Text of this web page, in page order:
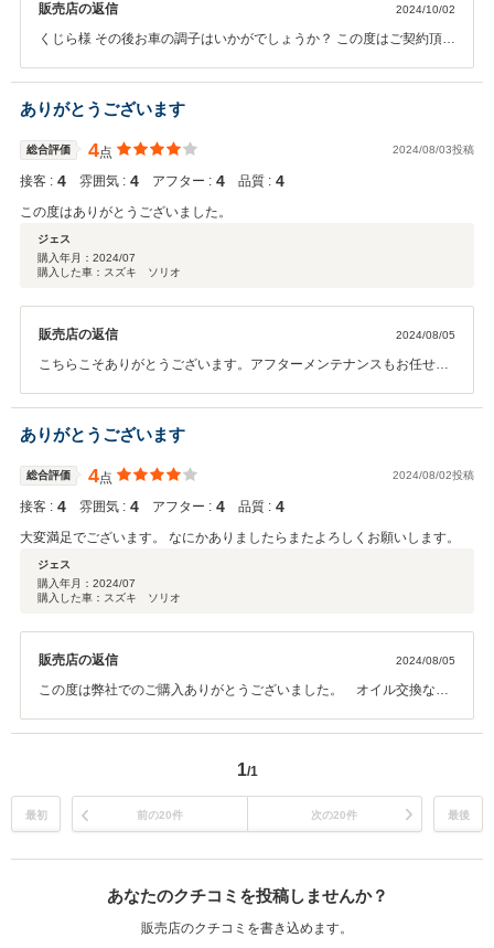
販売店の返信 2024/10/02
くじら様 その後お車の調子はいかがでしょうか？ この度はご契約頂き
ことがあれば、お気軽にお声がけください。 今回はこのような高い評
価をいただきまして、社員一同心から感謝しております。
ありがとうございます
総合評価 4点 2024/08/03投稿
接客 : 4 雰囲気 : 4 アフター : 4 品質 : 4
この度はありがとうございました。
ジェス
購入年月： 2024/07
購入した車：スズキ ソリオ
販売店の返信 2024/08/05
こちらこそありがとうございます。アフターメンテナンスもお任せく
ありがとうございます
総合評価 4点 2024/08/02投稿
接客 : 4 雰囲気 : 4 アフター : 4 品質 : 4
大変満足でございます。 なにかありましたらまたよろしくお願いします。
ジェス
購入年月： 2024/07
購入した車：スズキ ソリオ
販売店の返信 2024/08/05
この度は弊社でのご購入ありがとうございました。 オイル交換など
1/1
最初 前の20件 次の20件 最後
あなたのクチコミを投稿しませんか？
販売店のクチコミを書き込めます。